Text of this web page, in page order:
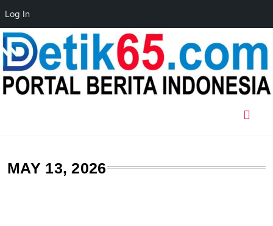
Log In
Skip
to
content
MAY 13, 2026